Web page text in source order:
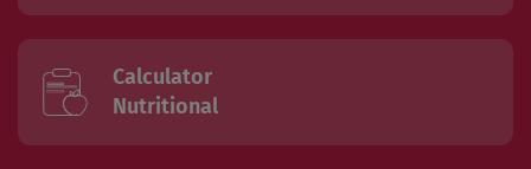
Calculator
Nutritional